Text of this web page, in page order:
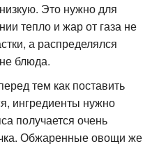
Это нужно для
тепло и жар от газа не
а распределялся
блюда.
тем как поставить
ингредиенты нужно
получается очень
Обжаренные овощи же